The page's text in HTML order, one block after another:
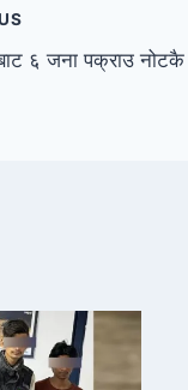
६ जना पक्राउ